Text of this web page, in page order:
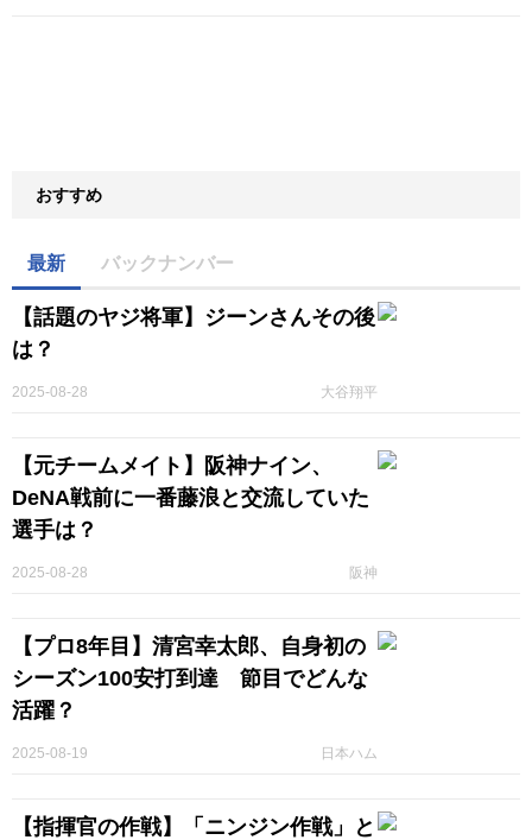
おすすめ
最新 バックナンバー
【話題のヤジ将軍】ジーンさんその後
は？
大谷翔平
2025-08-28
【元チームメイト】阪神ナイン、
DeNA戦前に一番藤浪と交流していた
選手は？
阪神
2025-08-28
【プロ8年目】清宮幸太郎、自身初の
シーズン100安打到達 節目でどんな
活躍？
日本ハム
2025-08-19
【指揮官の作戦】「ニンジン作戦」と